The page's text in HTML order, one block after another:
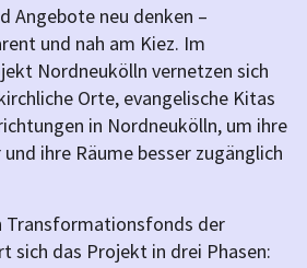
Angebote neu denken –
und nah am Kiez. Im
Nordneukölln vernetzen sich
Orte, evangelische Kitas
in Nordneukölln, um ihre
ihre Räume besser zugänglich
Transformationsfonds der
sich das Projekt in drei Phasen: